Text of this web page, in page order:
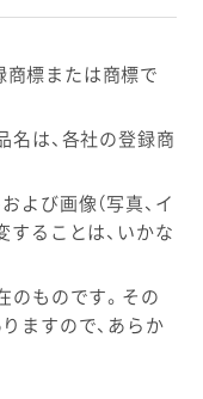
標または商標で
名は、各社の登録商
よび画像（写真、イ
することは、いかな
のものです。その
ますので、あらか